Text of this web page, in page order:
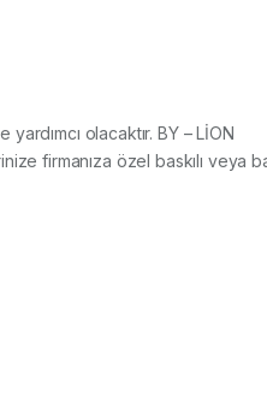
olacaktır. BY – LİON
firmanıza özel baskılı veya